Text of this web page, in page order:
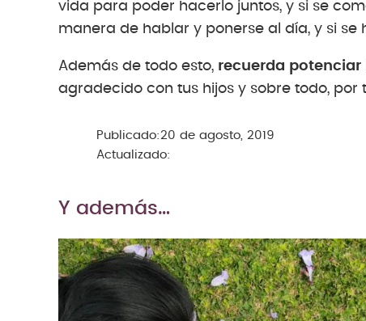
vida para poder hacerlo juntos, y si se
manera de hablar y ponerse al día, y si se
Además de todo esto, recuerda potenciar
agradecido con tus hijos y sobre todo,
Publicado: 20 de agosto, 2019
Actualizado:
Y además…